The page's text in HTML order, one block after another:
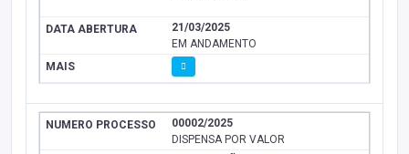
21/03/2025
EM ANDAMENTO
00002/2025
DISPENSA POR VALOR